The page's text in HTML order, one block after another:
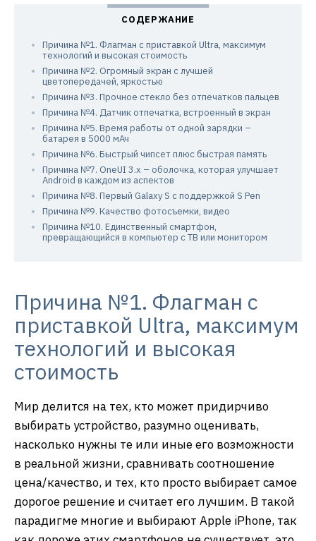
Причина №1. Флагман с приставкой Ultra, максимум
технологий и высокая стоимость
Причина №2. Огромный экран с лучшей
цветопередачей, яркостью
Причина №3. Прочное стекло без отпечатков пальцев
Причина №4. Датчик отпечатка, встроенный в экран
Причина №5. Время работы от одной зарядки –
батарея в 5000 мАч
Причина №6. Быстрый чипсет плюс быстрая память
Причина №7. OneUI 3.x – оболочка, которая улучшает
Android в каждом из аспектов
Причина №8. Первый Galaxy S с поддержкой S Pen
Причина №9. Качество фотосъемки, видео
Причина №10. Единственный смартфон,
превращающийся в компьютер с ТВ или монитором
Причина №1. Флагман с
приставкой Ultra, максимум
технологий и высокая
стоимость
Мир делится на тех, кто может придирчиво
выбирать устройство, разумно оценивать,
насколько нужны те или иные его возможности
в реальной жизни, сравнивать соотношение
цена/качество, и тех, кто просто выбирает самое
дорогое решение и считает его лучшим. В такой
парадигме многие и выбирают Apple iPhone, так